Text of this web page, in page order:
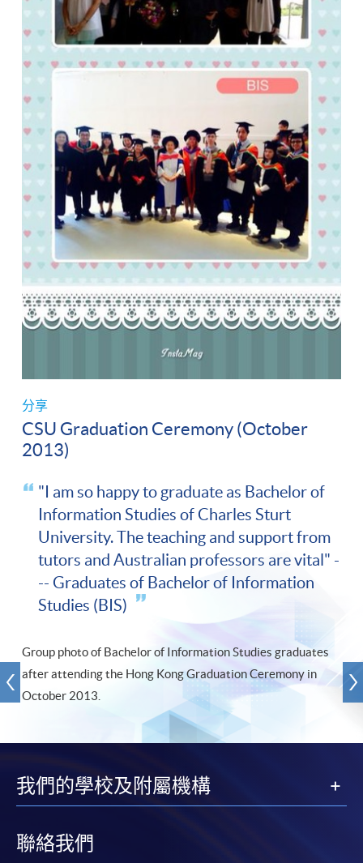
分享
CSU Graduation Ceremony (October
2013)
"I am so happy to graduate as Bachelor of
Information Studies of Charles Sturt
University. The teaching and support from
tutors and Australian professors are vital" -
-- Graduates of Bachelor of Information
Studies (BIS)
Group photo of Bachelor of Information Studies graduates
after attending the Hong Kong Graduation Ceremony in
October 2013.
我們的學校及附屬機構
聯絡我們